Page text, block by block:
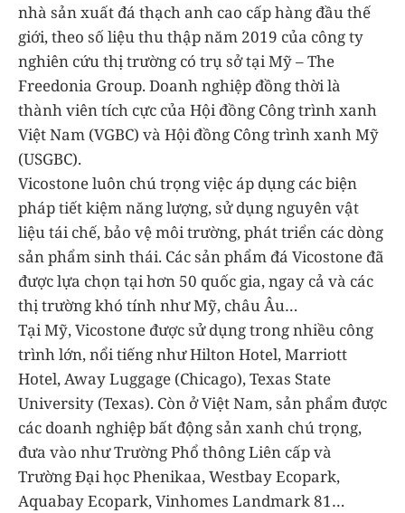
nhà sản xuất đá thạch anh cao cấp hàng đầu thế
giới, theo số liệu thu thập năm 2019 của công ty
nghiên cứu thị trường có trụ sở tại Mỹ – The
Freedonia Group. Doanh nghiệp đồng thời là
thành viên tích cực của Hội đồng Công trình xanh
Việt Nam (VGBC) và Hội đồng Công trình xanh Mỹ
(USGBC).
Vicostone luôn chú trọng việc áp dụng các biện
pháp tiết kiệm năng lượng, sử dụng nguyên vật
liệu tái chế, bảo vệ môi trường, phát triển các dòng
sản phẩm sinh thái. Các sản phẩm đá Vicostone đã
được lựa chọn tại hơn 50 quốc gia, ngay cả và các
thị trường khó tính như Mỹ, châu Âu…
Tại Mỹ, Vicostone được sử dụng trong nhiều công
trình lớn, nổi tiếng như Hilton Hotel, Marriott
Hotel, Away Luggage (Chicago), Texas State
University (Texas). Còn ở Việt Nam, sản phẩm được
các doanh nghiệp bất động sản xanh chú trọng,
đưa vào như Trường Phổ thông Liên cấp và
Trường Đại học Phenikaa, Westbay Ecopark,
Aquabay Ecopark, Vinhomes Landmark 81…